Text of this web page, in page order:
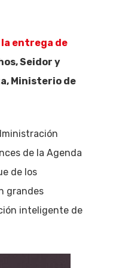
la entrega de
Seidor y
Ministerio de
de la Agenda
de los
grandes
inteligente de